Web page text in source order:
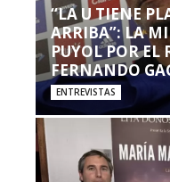
“LA U TIENE
ARRIBA”: LA
PUYOL POR EL
FERNANDO
ENTREVISTAS